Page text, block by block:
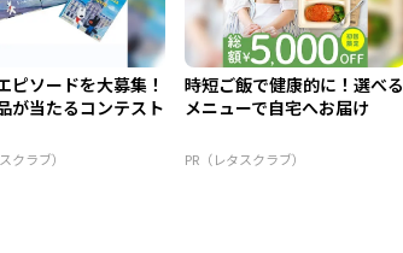
ピソードを大募集！
が当たるコンテスト
クラブ）
時短ご飯で健康的に！選べる
メニューで自宅へお届け
PR（レタスクラブ）